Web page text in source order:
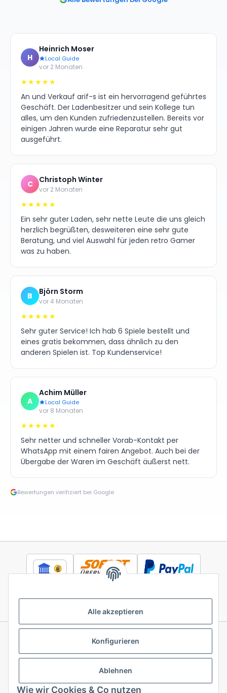
Alle akzeptieren
Konfigurieren
Ablehnen
Wie wir Cookies & Co nutzen
H
Heinrich Moser
Local Guide
vor 2 Monaten
★★★★★
An und Verkauf arif-s ist ein hervorragend geführtes
Geschäft. Der Ladenbesitzer und sein Kollege tun
alles, um den Kunden zufriedenzustellen. Bereits vor
einigen Jahren wurde eine Reparatur sehr gut
ausgeführt.
C Christoph Winter
vor 2 Monaten
★★★★★
Ein sehr guter Laden, sehr nette Leute die uns gleich
herzlich begrüßten, desweiteren eine sehr gute
Beratung, und viel Auswahl für jeden retro Gamer
was zu haben.
B Björn Storm
vor 4 Monaten
★★★★★
Sehr guter Service! Ich hab 6 Spiele bestellt und
eines gratis bekommen, dass ähnlich zu den
anderen Spielen ist. Top Kundenservice!
A
Achim Müller
Local Guide
vor 8 Monaten
★★★★★
Sehr netter und schneller Vorab-Kontakt per
WhatsApp mit einem fairen Angebot. Auch bei der
Übergabe der Waren im Geschäft äußerst nett.
Bewertungen verifiziert bei Google
Informationen
Gesetzliche Informationen